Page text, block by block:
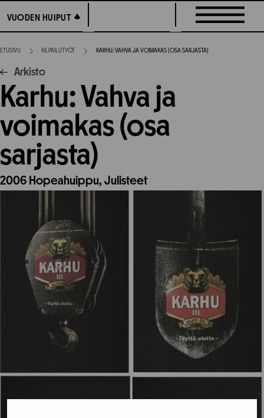
suoraan
sisältöön
VUODEN HUIPUT
VUODEN HUIPUT
ETUSIVU KILPAILUTYÖT KARHU: VAHVA JA VOIMAKAS (OSA SARJASTA)
Arkisto
Karhu: Vahva ja
voimakas (osa
sarjasta)
2006 Hopeahuippu, Julisteet